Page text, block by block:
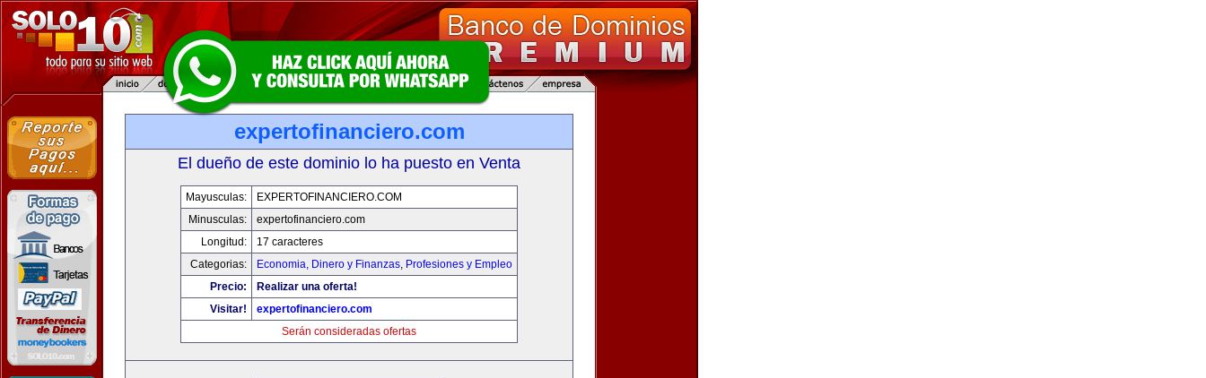
expertofinanciero.com
El dueño de este dominio lo ha puesto en Venta
Mayusculas:
EXPERTOFINANCIERO.COM
Minusculas:
expertofinanciero.com
Longitud:
17 caracteres
Categorias:
Economia, Dinero y Finanzas, Profesiones y Empleo
Precio:
Realizar una oferta!
Visitar!
expertofinanciero.com
Serán consideradas ofertas